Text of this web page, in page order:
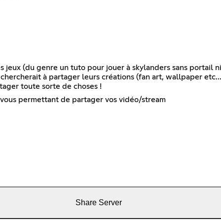
jeux (du genre un tuto pour jouer à skylanders sans portail
à partager leurs créations (fan art, wallpaper
toute sorte de choses !
permettant de partager vos vidéo/stream
Share Server